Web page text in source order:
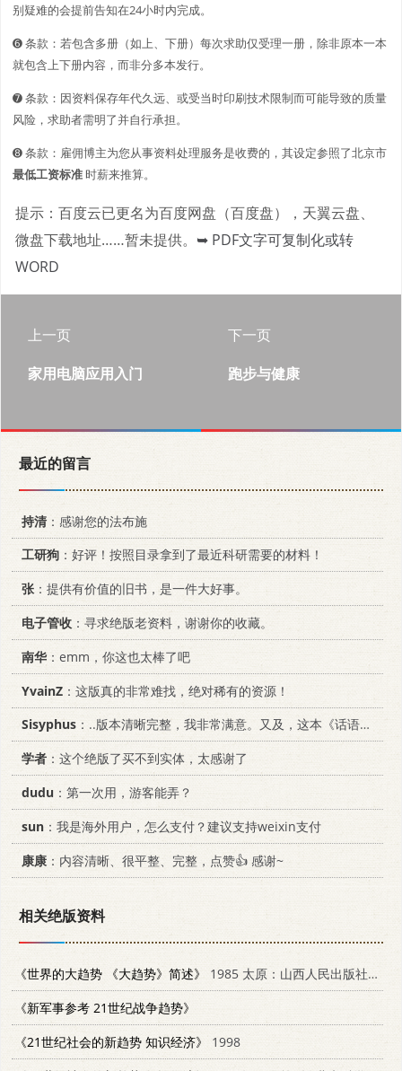
别疑难的会提前告知在24小时内完成。
➏ 条款：若包含多册（如上、下册）每次求助仅受理一册，除非原本一本
就包含上下册内容，而非分多本发行。
➐ 条款：因资料保存年代久远、或受当时印刷技术限制而可能导致的质量
风险，求助者需明了并自行承担。
➑ 条款：雇佣博主为您从事资料处理服务是收费的，其设定参照了北京市
最低工资标准时薪来推算。
提示：百度云已更名为百度网盘（百度盘），天翼云盘、
微盘下载地址……暂未提供。 ➥ PDF文字可复制化或转
WORD
上一页
家用电脑应用入门
下一页
跑步与健康
最近的留言
持清 ：感谢您的法布施
工研狗 ：好评！按照目录拿到了最近科研需要的材料！
张：提供有价值的旧书，是一件大好事。
电子管收 ：寻求绝版老资料，谢谢你的收藏。
南华：emm，你这也太棒了吧
YvainZ ：这版真的非常难找，绝对稀有的资源！
Sisyphus ：..版本清晰完整，我非常满意。又及，这本《话语的真相》...
学者 ：这个绝版了买不到实体，太感谢了
dudu ：第一次用，游客能弄？
sun ：我是海外用户，怎么支付？建议支持weixin支付
康康 ：内容清晰、很平整、完整，点赞👍 感谢~
相关绝版资料
《世界的大趋势 《大趋势》简述》
1985 太原：山西人民出版社 17088·18
《新军事参考 21世纪战争趋势》
《21世纪社会的新趋势 知识经济》
1998